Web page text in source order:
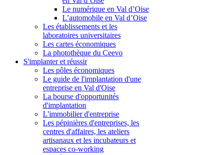
Le numérique en Val d’Oise
L’automobile en Val d’Oise
Les établissements et les
laboratoires universitaires
Les cartes économiques
La photothèque du Ceevo
S'implanter et réussir
Les pôles économiques
Le guide de l'implantation d'une
entreprise en Val d'Oise
La bourse d'opportunités
d'implantation
L'immobilier d'entreprise
Les pépinières d'entreprises, les
centres d'affaires, les ateliers
artisanaux et les incubateurs et
espaces co-working